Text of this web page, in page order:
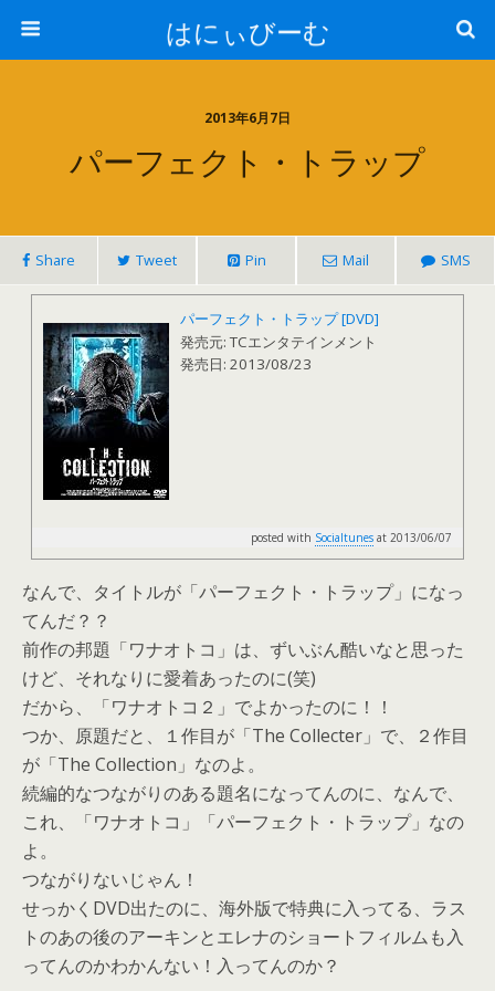
はにぃびーむ
2013年6月7日
パーフェクト・トラップ
Share Tweet Pin Mail SMS
パーフェクト・トラップ [DVD]
発売元: TCエンタテインメント
発売日: 2013/08/23
posted with Socialtunes at 2013/06/07
なんで、タイトルが「パーフェクト・トラップ」になっ
てんだ？？
前作の邦題「ワナオトコ」は、ずいぶん酷いなと思った
けど、それなりに愛着あったのに(笑)
だから、「ワナオトコ２」でよかったのに！！
つか、原題だと、１作目が「The Collecter」で、２作目
が「The Collection」なのよ。
続編的なつながりのある題名になってんのに、なんで、
これ、「ワナオトコ」「パーフェクト・トラップ」なの
よ。
つながりないじゃん！
せっかくDVD出たのに、海外版で特典に入ってる、ラス
トのあの後のアーキンとエレナのショートフィルムも入
ってんのかわかんない！入ってんのか？